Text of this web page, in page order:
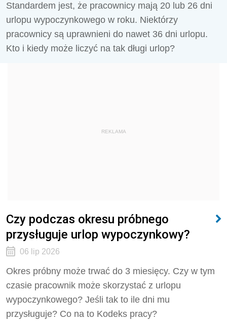
Standardem jest, że pracownicy mają 20 lub 26 dni
urlopu wypoczynkowego w roku. Niektórzy
pracownicy są uprawnieni do nawet 36 dni urlopu.
Kto i kiedy może liczyć na tak długi urlop?
REKLAMA
Czy podczas okresu próbnego
przysługuje urlop wypoczynkowy?
06 lip 2026
Okres próbny może trwać do 3 miesięcy. Czy w tym
czasie pracownik może skorzystać z urlopu
wypoczynkowego? Jeśli tak to ile dni mu
przysługuje? Co na to Kodeks pracy?